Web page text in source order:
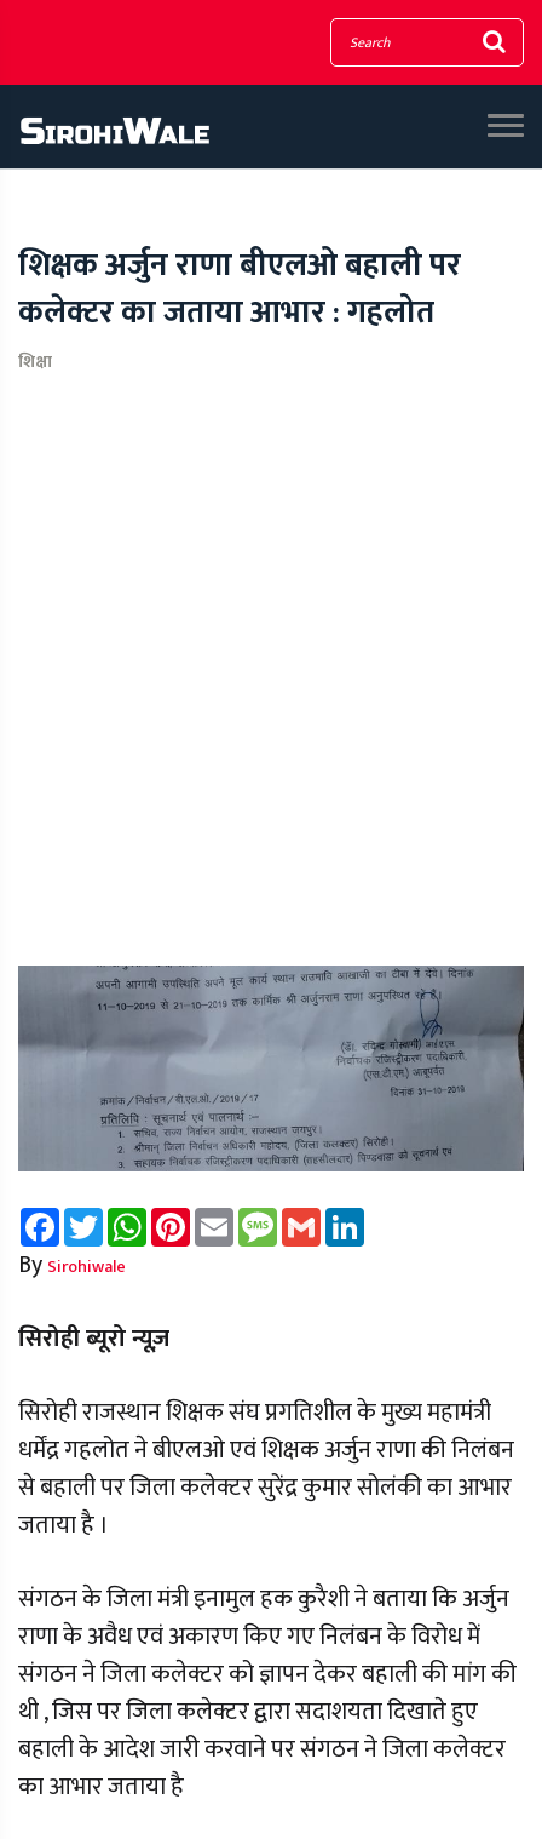
शिक्षक अर्जुन राणा बीएलओ बहाली पर
कलेक्टर का जताया आभार : गहलोत
शिक्षा
FacebookTwitterWhatsAppPinterest
Email Message
Gmail
By Sirohiwale
सिरोही ब्यूरो न्यूज़
सिरोही राजस्थान शिक्षक संघ प्रगतिशील के मुख्य महामंत्री
धर्मेंद्र गहलोत ने बीएलओ एवं शिक्षक अर्जुन राणा की निलंबन
से बहाली पर जिला कलेक्टर सुरेंद्र कुमार सोलंकी का आभार
जताया है ।
संगठन के जिला मंत्री इनामुल हक कुरैशी ने बताया कि अर्जुन
राणा के अवैध एवं अकारण किए गए निलंबन के विरोध में
संगठन ने जिला कलेक्टर को ज्ञापन देकर बहाली की मांग की
थी , जिस पर जिला कलेक्टर द्वारा सदाशयता दिखाते हुए
बहाली के आदेश जारी करवाने पर संगठन ने जिला कलेक्टर
का आभार जताया है